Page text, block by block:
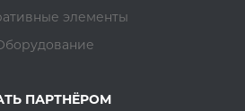
элементы
ПАРТНЁРОМ